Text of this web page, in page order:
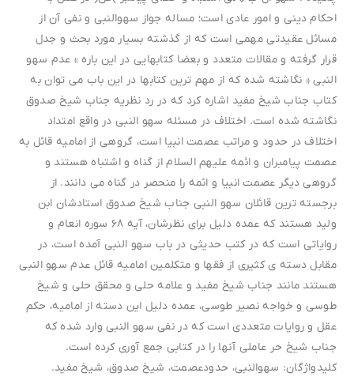
احکام دینی و امور عادی است؛ مساله جواز سهوالنبی و نفی آن از
مسائل عقیدتی مهمی است که از گذشته بسیار مورد بحث و جدل
قرار گرفته و مقالات متعدد و بعضا کتابهایی در این باره » عدم سهو
النبی « نگاشته شده که از مهم ترین کتابها در این باب می توان به
کتاب جناب شیخ مفید اشاره کرد که در رد نظریه جناب شیخ صدوق
نگاشته شده است. اختلاف در مسئله سهو النبی در واقع امتداد
اختلاف در حدود و مراتب عصمت انبیا است، گروهی از امامیه قائل به
عصمت پیامبران و ائمه علیهم السلام از گناه و اشتباه هستند و
گروهی دیگر عصمت انبیا و ائمه را منحصر در گناه می دانند. از
برجسته ترین قائلان سهو النبی جناب شیخ صدوق استادشان ابن
ولید هستند که عمده دلیل برای نظرشان، آیه ۶۸ سوره انعام و
روایاتی است که در کتب حدیثی در باب سهو النبی آمده است، در
مقابل دسته ی کثیری از فقها و متکلمین امامیه قائل عدم سهو النبی
هستند مانند جناب شیخ مفید و علامه حلی و محقق حلی و شیخ
طوسی و خواجه نصیر طوسی، عمده دلیل این دسته از امامیه، حکم
عقل و روایات متعددی است که در نفی سهو النبی وارد شده که
جناب شیخ حر عاملی آنها را در کتابی جمع آوری کرده است.
کلیدواژگان: سهوالنبی، حدودعصمت، شیخ صدوق، شیخ مفید.